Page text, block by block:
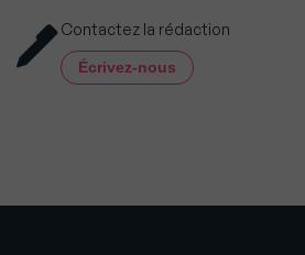
Contactez la rédaction
Écrivez-nous